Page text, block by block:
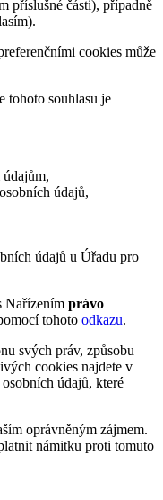
příslušné části), případně
cookies může
tohoto souhlasu je
údajů,
údajů u Úřadu pro
Nařízením právo
tohoto odkazu.
svých práv, způsobu
cookies najdete v
údajů, které
oprávněným zájmem.
námitku proti tomuto